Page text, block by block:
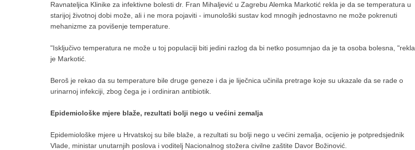
Ravnateljica Klinike za infektivne bolesti dr. Fran Mihaljević u Zagrebu Alemka Markotić rekla je da se temperatura u
starijoj životnoj dobi može, ali i ne mora pojaviti - imunološki sustav kod mnogih jednostavno ne može pokrenuti
mehanizme za povišenje temperature.
"Isključivo temperatura ne može u toj populaciji biti jedini razlog da bi netko posumnjao da je ta osoba bolesna, "rekla
je Markotić.
Beroš je rekao da su temperature bile druge geneze i da je liječnica učinila pretrage koje su ukazale da se rade o
urinarnoj infekciji, zbog čega je i ordiniran antibiotik.
Epidemiološke mjere blaže, rezultati bolji nego u većini zemalja
Epidemiološke mjere u Hrvatskoj su bile blaže, a rezultati su bolji nego u većini zemalja, ocijenio je potpredsjednik
Vlade, ministar unutarnjih poslova i voditelj Nacionalnog stožera civilne zaštite Davor Božinović.